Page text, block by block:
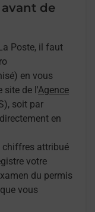
avant de
Poste, il faut
en vous
site de l'Agence
soit par
en
chiffres attribué
votre
du permis
vous